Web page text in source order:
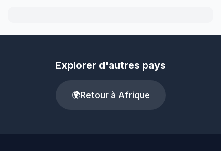
Explorer d'autres pays
🌍Retour à Afrique